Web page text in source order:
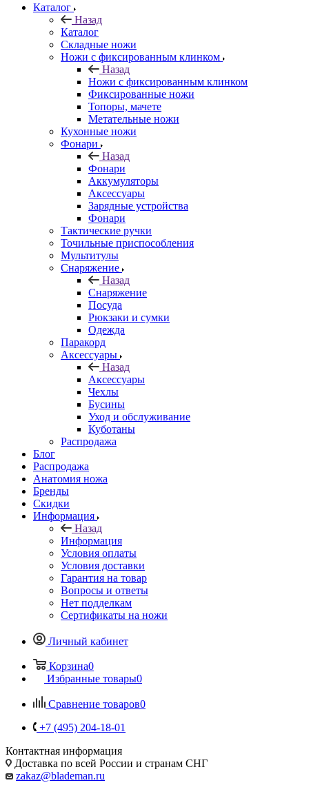
Каталог
Назад
Каталог
Складные ножи
Ножи с фиксированным клинком
Назад
Ножи с фиксированным клинком
Фиксированные ножи
Топоры, мачете
Метательные ножи
Кухонные ножи
Фонари
Назад
Фонари
Аккумуляторы
Аксессуары
Зарядные устройства
Фонари
Тактические ручки
Точильные приспособления
Мультитулы
Снаряжение
Назад
Снаряжение
Посуда
Рюкзаки и сумки
Одежда
Паракорд
Аксессуары
Назад
Аксессуары
Чехлы
Бусины
Уход и обслуживание
Куботаны
Распродажа
Блог
Распродажа
Анатомия ножа
Бренды
Скидки
Информация
Назад
Информация
Условия оплаты
Условия доставки
Гарантия на товар
Вопросы и ответы
Нет подделкам
Сертификаты на ножи
Личный кабинет
Корзина0
Избранные товары0
Сравнение товаров0
+7 (495) 204-18-01
Контактная информация
Доставка по всей России и странам СНГ
zakaz@blademan.ru